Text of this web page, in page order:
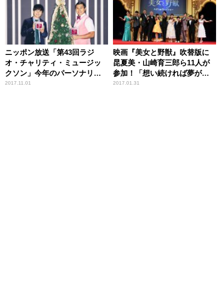
ニッポン放送「第43回ラジ
オ・チャリティ・ミュージッ
クソン」今年のパーソナリテ
ィは、オードリーに決定！
2017.11.01
映画『美女と野獣』吹替版に
昆夏美・山崎育三郎ら11人が
参加！「想い続ければ夢がか
なうんだと実感しました」
2017.01.31